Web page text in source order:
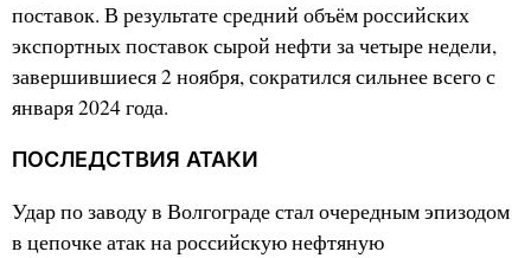
поставок. В результате средний объём российских
экспортных поставок сырой нефти за четыре недели,
завершившиеся 2 ноября, сократился сильнее всего с
января 2024 года.
ПОСЛЕДСТВИЯ АТАКИ
Удар по заводу в Волгограде стал очередным эпизодом
в цепочке атак на российскую нефтяную